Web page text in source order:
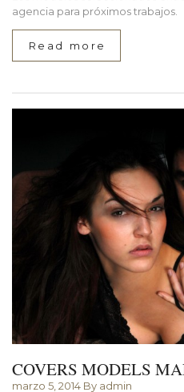
agencia para próximos trabajos.
Read more
COVERS MODELS
marzo 5, 2014 By admin